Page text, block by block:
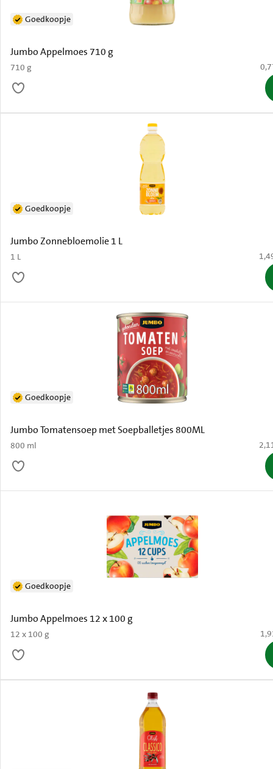
Jumbo Appelmoes 710 g
710 g
Goedkoopje
€
Jumbo Zonnebloemolie 1 L
1 L
Goedkoopje
€
Jumbo Tomatensoep met Soepballetjes 800ML
800 ml
Goedkoopje
€
Jumbo Appelmoes 12 x 100 g
12 x 100 g
Goedkoopje
€